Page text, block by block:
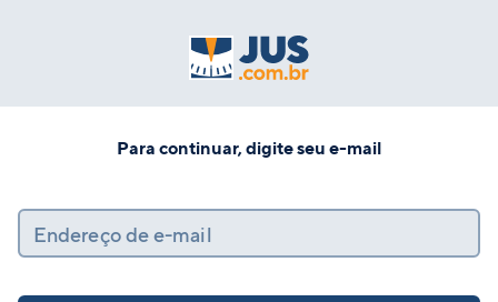
Para continuar, digite seu e-mail
Endereço de e-mail